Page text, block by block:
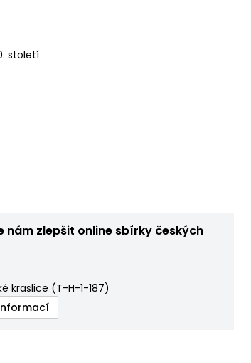
století
nám zlepšit online sbírky českých
kraslice (T-H-1-187)